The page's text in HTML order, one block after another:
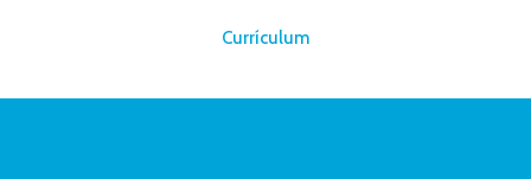
Currículum